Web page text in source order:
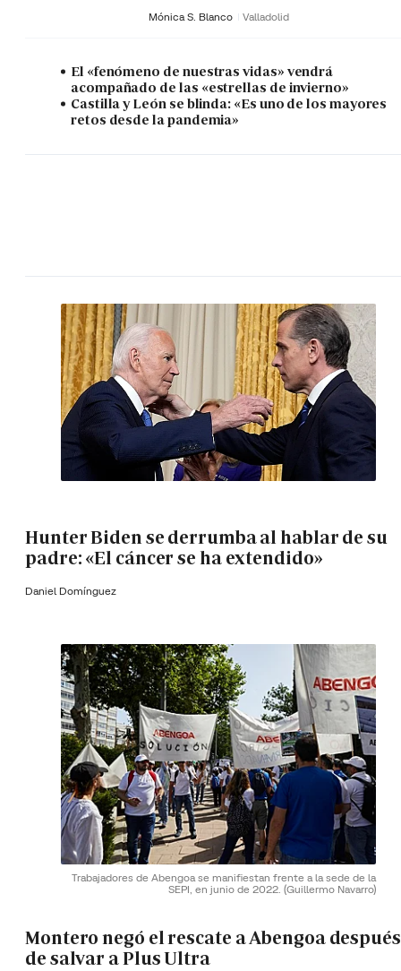
Mónica S. Blanco Valladolid
El «fenómeno de nuestras vidas» vendrá
acompañado de las «estrellas de invierno»
Castilla y León se blinda: «Es uno de los mayores
retos desde la pandemia»
Hunter Biden se derrumba al hablar de su
padre: «El cáncer se ha extendido»
Daniel Domínguez
Trabajadores de Abengoa se manifiestan frente a la sede de la
SEPI, en junio de 2022. (Guillermo Navarro)
Montero negó el rescate a Abengoa después
de salvar a Plus Ultra